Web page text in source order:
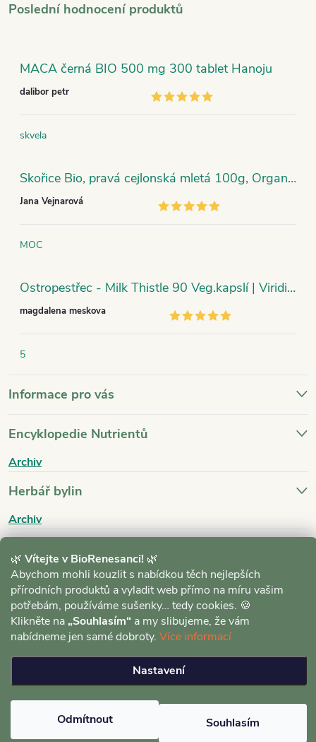
🌿 Vítejte v BioRenesanci! 🌿
Abychom mohli kouzlit s nabídkou těch nejlepších
přírodních produktů a vyladit web přímo na míru vašim
potřebám, používáme sušenky… tedy cookies. 🍪
Klikněte na „Souhlasím“ a my slibujeme, že vám
nabídneme jen samé dobroty. Více informací
Nastavení
Odmítnout Souhlasím
Poslední hodnocení produktů
MACA černá BIO 500 mg 300 tablet Hanoju
dalibor petr
skvela
Skořice Bio, pravá cejlonská mletá 100g, Organic India
Jana Vejnarová
MOC
Ostropestřec - Milk Thistle 90 Veg.kapslí | Viridian
magdalena meskova
5
Informace pro vás
Encyklopedie Nutrientů
Archiv
Herbář bylin
Archiv
Archiv
BioRenesance.cz. Všechna práva vyhrazena.
nastavení cookies